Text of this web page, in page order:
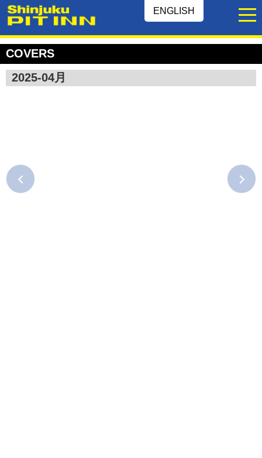
ENGLISH
COVERS
2025-04月